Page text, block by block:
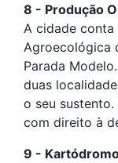
8 - Produção
A cidade conta
Agroecológica
Parada
duas
o seu
com direito à
9 -